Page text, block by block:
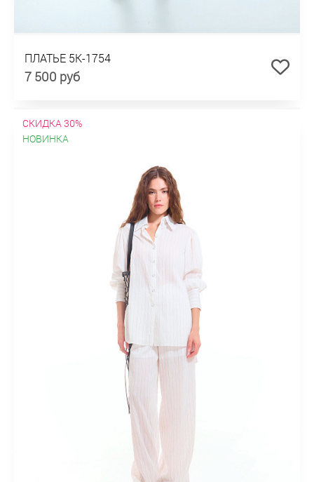
ПЛАТЬЕ 5К-1754
7 500 руб
СКИДКА 30%
НОВИНКА